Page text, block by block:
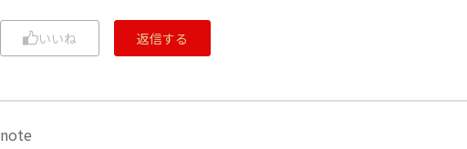
いいね 返信する
note